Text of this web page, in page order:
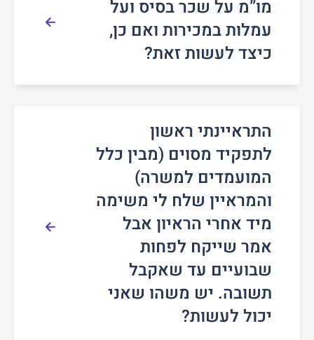
מו”מ על שכר בסיס ועל
עמלות במכירות ואם כן,
כיצד לעשות זאת?
התראיינתי ראשון
לתפקיד מסוים (מבין כלל
המועמדים למשרה)
והמראיין שלח לי משימה
מיד אחרי הראיון אבל
אמר שייקח לפחות
שבועיים עד שאקבל
תשובה. יש משהו שאני
יכול לעשות?